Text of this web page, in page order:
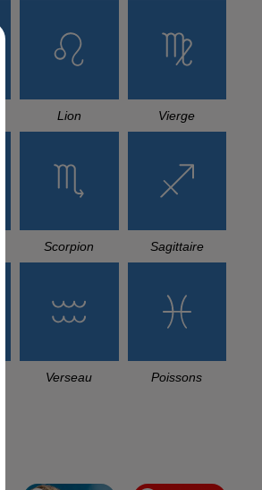
Lion Vierge
Scorpion Sagittaire
Verseau Poissons